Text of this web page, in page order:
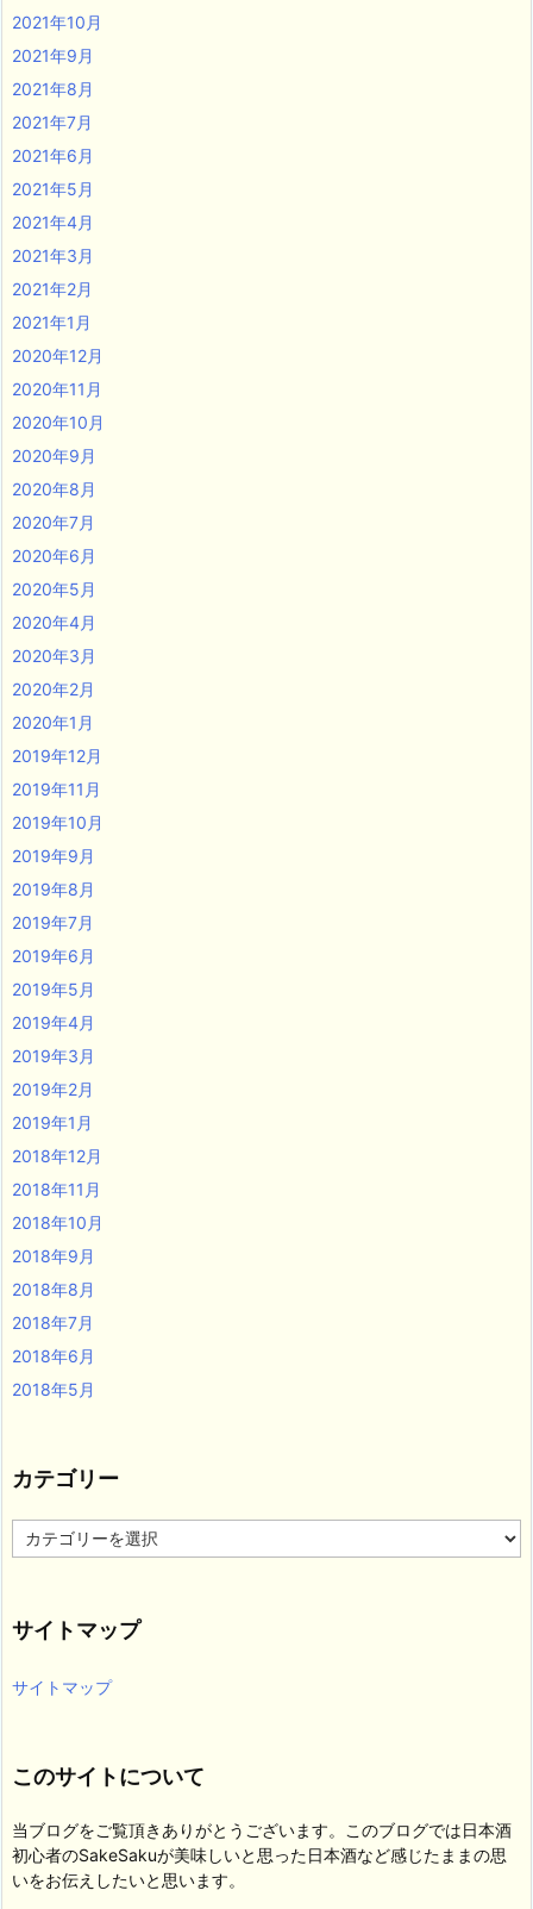
2021年10月
2021年9月
2021年8月
2021年7月
2021年6月
2021年5月
2021年4月
2021年3月
2021年2月
2021年1月
2020年12月
2020年11月
2020年10月
2020年9月
2020年8月
2020年7月
2020年6月
2020年5月
2020年4月
2020年3月
2020年2月
2020年1月
2019年12月
2019年11月
2019年10月
2019年9月
2019年8月
2019年7月
2019年6月
2019年5月
2019年4月
2019年3月
2019年2月
2019年1月
2018年12月
2018年11月
2018年10月
2018年9月
2018年8月
2018年7月
2018年6月
2018年5月
カテゴリー
テ
ー
サイトマップ
サイトマップ
このサイトについて
当ブログをご覧頂きありがとうございます。このブログでは日本酒
初心者のSakeSakuが美味しいと思った日本酒など感じたままの思
いをお伝えしたいと思います。